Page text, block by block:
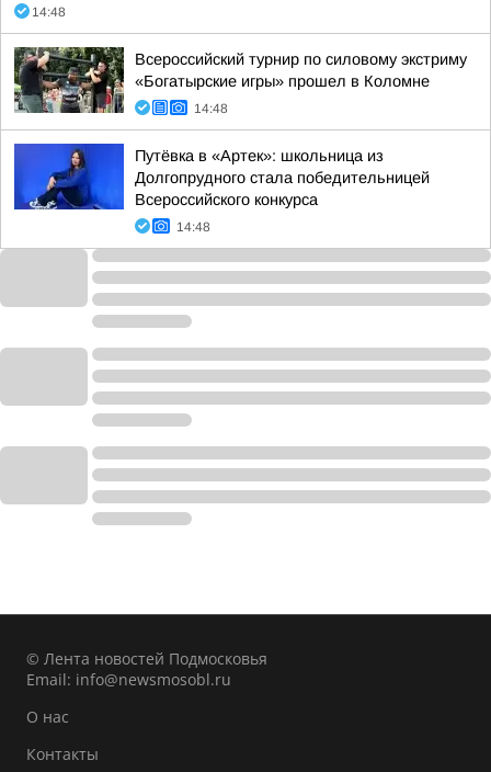
14:48
Всероссийский турнир по силовому экстриму
«Богатырские игры» прошел в Коломне
14:48
Путёвка в «Артек»: школьница из
Долгопрудного стала победительницей
Всероссийского конкурса
14:48
© Лента новостей Подмосковья
Email: info@newsmosobl.ru
О нас
Контакты